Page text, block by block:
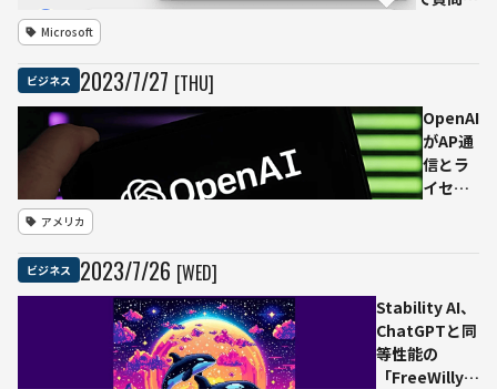
Chat」
Bingが
開始
Microsoft
ビジネス 2023/7/27 [THU]
OpenAI
がAP通
信とラ
イセン
過去の
ニュー
スを利
用可能
アメリカ
ビジネス 2023/7/26 [WED]
Stability AI、
ChatGPTと同
等性能の
「FreeWilly」